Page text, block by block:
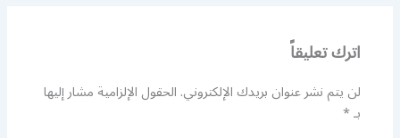
اترك تعليقاً
لن يتم نشر عنوان بريدك الإلكتروني.الحقول الإلزامية مشار إليها
بـ*